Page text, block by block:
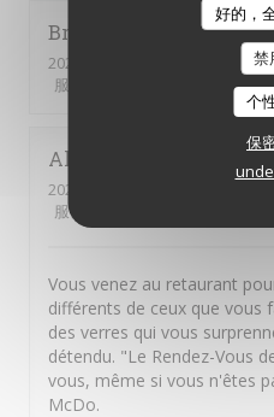
好的，
禁
个
保
Brigitte
2026-07-03
服务
:5/5
Alain
2026-06-20
服务
Vous venez au retaurant
différents de ceux que vous
des verres qui vous
détendu. "Le Rendez-Vous
vous, même si vous n'êtes
McDo.